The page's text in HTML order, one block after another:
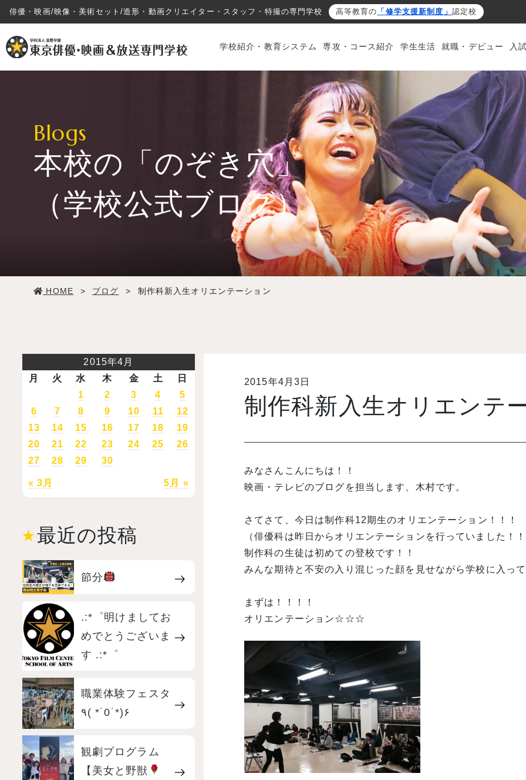
俳優・映画/映像・美術セット/造形・動画クリエイター・スタッフ・特撮の専門学校 高等教育の 「修学支援新制度」 認定校
学校紹介・教育システム 専攻・コース紹介 学生生活 就職・デビュー 入
専攻・コース紹介
学校情報
オープンキャンパス
Blogs
本校の「のぞき穴」
（学校公式ブログ）
HOME > ブログ > 制作科新入生オリエンテーション
2015年4月3日
制作科新入生オリエンテ
みなさんこんにちは！！
映画・テレビのブログを担当します、木村です。
さてさて、今日は制作科12期生のオリエンテーション！！！
（俳優科は昨日からオリエンテーションを行っていました！
制作科の生徒は初めての登校です！！
みんな期待と不安の入り混じった顔を見せながら学校に入っ
まずは！！！！
オリエンテーション☆☆☆
2015年4月
月
火 水 木 金 土 日
« 3月 5月 »
1 2 3 4
5
6
7 8 9 10 11
12
13
14 15 16 17 18
19
20
21 22 23 24 25
26
27
28 29 30
最近の投稿
節分
.:*゜明けましてお
めでとうございま
す .:*゜
職業体験フェスタ
٩( *˙0˙*)۶
観劇プログラム
【美女と野獣